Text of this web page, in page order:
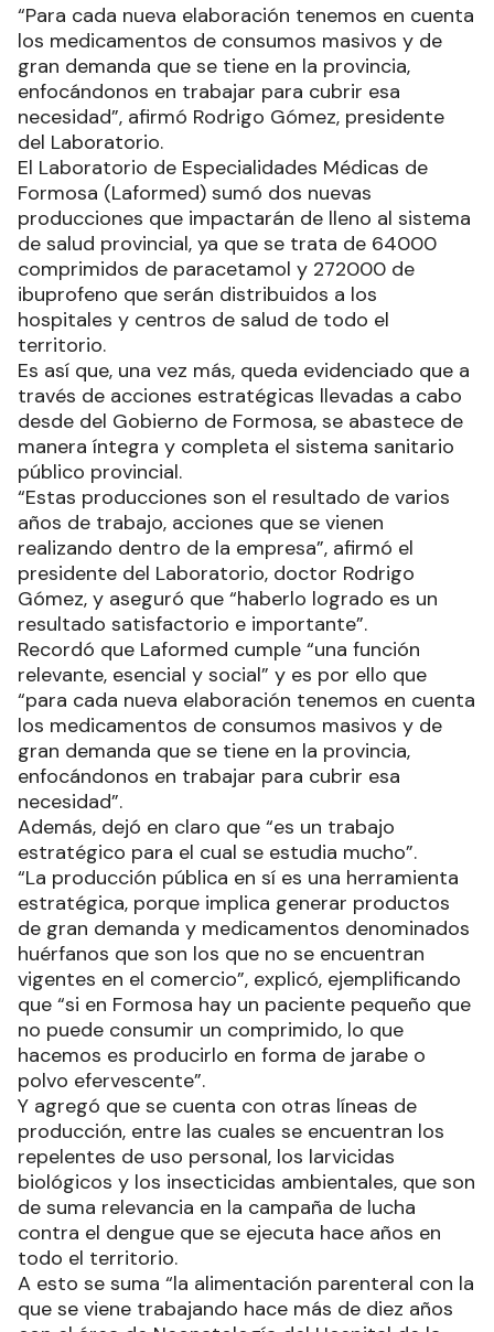
“Para cada nueva elaboración tenemos en cuenta
los medicamentos de consumos masivos y de
gran demanda que se tiene en la provincia,
enfocándonos en trabajar para cubrir esa
necesidad”, afirmó Rodrigo Gómez, presidente
del Laboratorio.
El Laboratorio de Especialidades Médicas de
Formosa (Laformed) sumó dos nuevas
producciones que impactarán de lleno al sistema
de salud provincial, ya que se trata de 64000
comprimidos de paracetamol y 272000 de
ibuprofeno que serán distribuidos a los
hospitales y centros de salud de todo el
territorio.
Es así que, una vez más, queda evidenciado que a
través de acciones estratégicas llevadas a cabo
desde del Gobierno de Formosa, se abastece de
manera íntegra y completa el sistema sanitario
público provincial.
“Estas producciones son el resultado de varios
años de trabajo, acciones que se vienen
realizando dentro de la empresa”, afirmó el
presidente del Laboratorio, doctor Rodrigo
Gómez, y aseguró que “haberlo logrado es un
resultado satisfactorio e importante”.
Recordó que Laformed cumple “una función
relevante, esencial y social” y es por ello que
“para cada nueva elaboración tenemos en cuenta
los medicamentos de consumos masivos y de
gran demanda que se tiene en la provincia,
enfocándonos en trabajar para cubrir esa
necesidad”.
Además, dejó en claro que “es un trabajo
estratégico para el cual se estudia mucho”.
“La producción pública en sí es una herramienta
estratégica, porque implica generar productos
de gran demanda y medicamentos denominados
huérfanos que son los que no se encuentran
vigentes en el comercio”, explicó, ejemplificando
que “si en Formosa hay un paciente pequeño que
no puede consumir un comprimido, lo que
hacemos es producirlo en forma de jarabe o
polvo efervescente”.
Y agregó que se cuenta con otras líneas de
producción, entre las cuales se encuentran los
repelentes de uso personal, los larvicidas
biológicos y los insecticidas ambientales, que son
de suma relevancia en la campaña de lucha
contra el dengue que se ejecuta hace años en
todo el territorio.
A esto se suma “la alimentación parenteral con la
que se viene trabajando hace más de diez años